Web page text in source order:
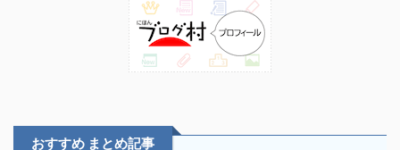
おすすめ まとめ記事